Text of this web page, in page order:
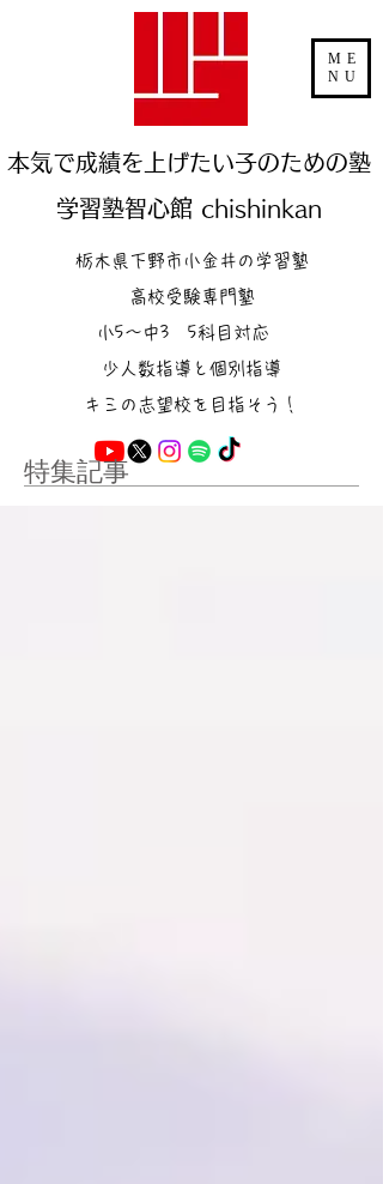
本気で成績を上げたい子のための塾
学習塾智心館 chishinkan
ME
NU
栃木県下野市小金井の学習塾
高校受験専門塾
小5～中3 5科目対応
少人数指導と個別指導
キミの志望校を目指そう！
特集記事